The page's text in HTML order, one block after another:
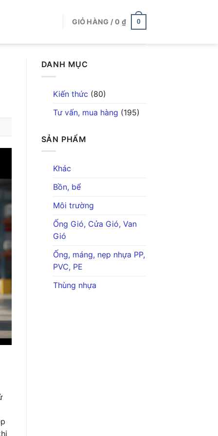
GIỎ HÀNG /0₫ 0
DANH MỤC
Kiến thức (80)
Tư vấn, mua hàng (195)
SẢN PHẨM
Khác
Bồn, bể
Môi trường
Ống Gió, Cửa Gió, Van
Gió
Ống, máng, nẹp nhựa PP,
PVC, PE
Thùng nhựa